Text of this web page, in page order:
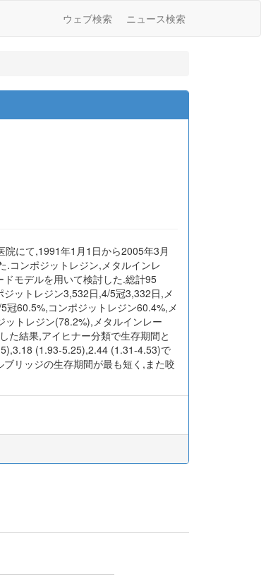
ウェブ検索 ニュース検索
にて,1991年1月1日から2005年3月
.コンポジットレジン,メタルインレ
モデルを用いて検討した.総計95
ットレジン3,532日,4/5冠3,332日,メ
60.5%,コンポジットレジン60.4%,メ
トレジン(78.2%),メタルインレー
た結果,アイヒナー分類で生存期間と
(1.93-5.25),2.44 (1.31-4.53)で
リッジの生存期間が最も短く,また咬